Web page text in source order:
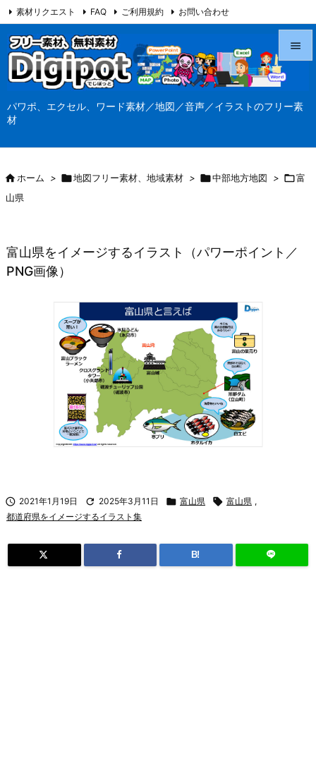
パワポ、エクセル、ワード素材／地図／音声／イラストのフリー素
材




素材リクエスト FAQ ご利用規約 お問い合わせ
当サイト（Digipot.net）について
ホーム > 地図フリー素材、地域素材 > 中部地方地図 > 富
山県
富山県をイメージするイラスト（パワーポイント／
PNG画像）
 2021年1月19日  2025年3月11日  富山県  富山県 ,
都道府県をイメージするイラスト集
B!